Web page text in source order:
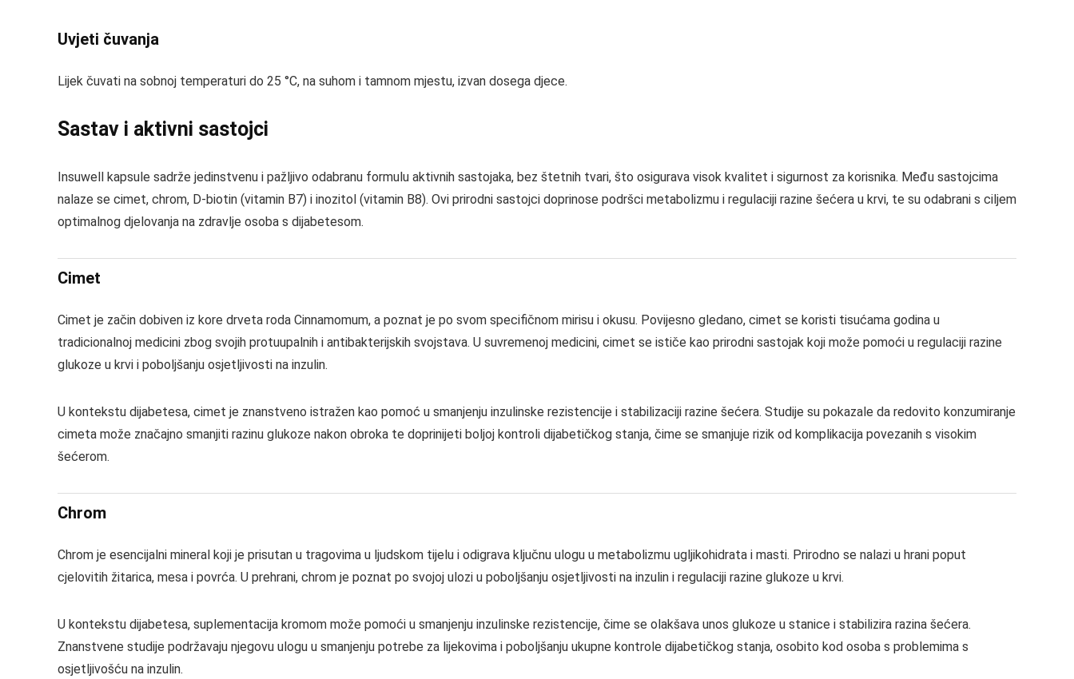
Uvjeti čuvanja
Lijek čuvati na sobnoj temperaturi do 25 °C, na suhom i tamnom mjestu, izvan dosega djece.
Sastav i aktivni sastojci
Insuwell kapsule sadrže jedinstvenu i pažljivo odabranu formulu aktivnih sastojaka, bez štetnih tvari, što osigurava visok kvalitet i sigurnost za korisnika. Među sastojcima
nalaze se cimet, chrom, D-biotin (vitamin B7) i inozitol (vitamin B8). Ovi prirodni sastojci doprinose podršci metabolizmu i regulaciji razine šećera u krvi, te su odabrani s ciljem
optimalnog djelovanja na zdravlje osoba s dijabetesom.
Cimet
Cimet je začin dobiven iz kore drveta roda Cinnamomum, a poznat je po svom specifičnom mirisu i okusu. Povijesno gledano, cimet se koristi tisućama godina u
tradicionalnoj medicini zbog svojih protuupalnih i antibakterijskih svojstava. U suvremenoj medicini, cimet se ističe kao prirodni sastojak koji može pomoći u regulaciji razine
glukoze u krvi i poboljšanju osjetljivosti na inzulin.
U kontekstu dijabetesa, cimet je znanstveno istražen kao pomoć u smanjenju inzulinske rezistencije i stabilizaciji razine šećera. Studije su pokazale da redovito konzumiranje
cimeta može značajno smanjiti razinu glukoze nakon obroka te doprinijeti boljoj kontroli dijabetičkog stanja, čime se smanjuje rizik od komplikacija povezanih s visokim
šećerom.
Chrom
Chrom je esencijalni mineral koji je prisutan u tragovima u ljudskom tijelu i odigrava ključnu ulogu u metabolizmu ugljikohidrata i masti. Prirodno se nalazi u hrani poput
cjelovitih žitarica, mesa i povrća. U prehrani, chrom je poznat po svojoj ulozi u poboljšanju osjetljivosti na inzulin i regulaciji razine glukoze u krvi.
U kontekstu dijabetesa, suplementacija kromom može pomoći u smanjenju inzulinske rezistencije, čime se olakšava unos glukoze u stanice i stabilizira razina šećera.
Znanstvene studije podržavaju njegovu ulogu u smanjenju potrebe za lijekovima i poboljšanju ukupne kontrole dijabetičkog stanja, osobito kod osoba s problemima s
osjetljivošću na inzulin.